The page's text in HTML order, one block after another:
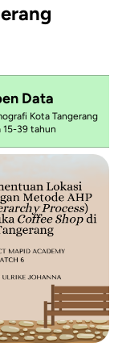
Data
Kota Tangerang
15-39 tahun